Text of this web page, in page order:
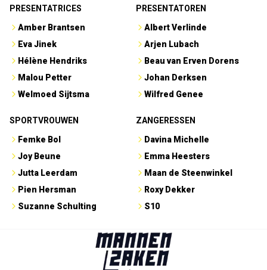
PRESENTATRICES
Amber Brantsen
Eva Jinek
Hélène Hendriks
Malou Petter
Welmoed Sijtsma
PRESENTATOREN
Albert Verlinde
Arjen Lubach
Beau van Erven Dorens
Johan Derksen
Wilfred Genee
SPORTVROUWEN
Femke Bol
Joy Beune
Jutta Leerdam
Pien Hersman
Suzanne Schulting
ZANGERESSEN
Davina Michelle
Emma Heesters
Maan de Steenwinkel
Roxy Dekker
S10